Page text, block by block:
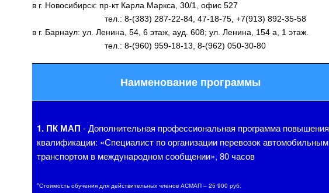
в г. Новосибирск: пр-кт Карла Маркса, 30/1, офис 527
тел.: 8-(383) 287-22-84, 47-18-75, +7(913) 892-35-58
в г. Барнаул: ул. Ленина, 54, 6 этаж, ауд. 608; ул. Ленина, 154 а, 1 этаж.
тел.: 8-(960) 959-18-13, 8-(962) 050-30-80
Наименование программы
1. ПК МАП -Дополнительная профессиональная программа повышения
квалификации: «Специалист по организации перевозок автомобильным
транспортом в международном сообщении», 80 часов
*Стоимость обучения для действительных членов АСМАП – 25 900 руб.